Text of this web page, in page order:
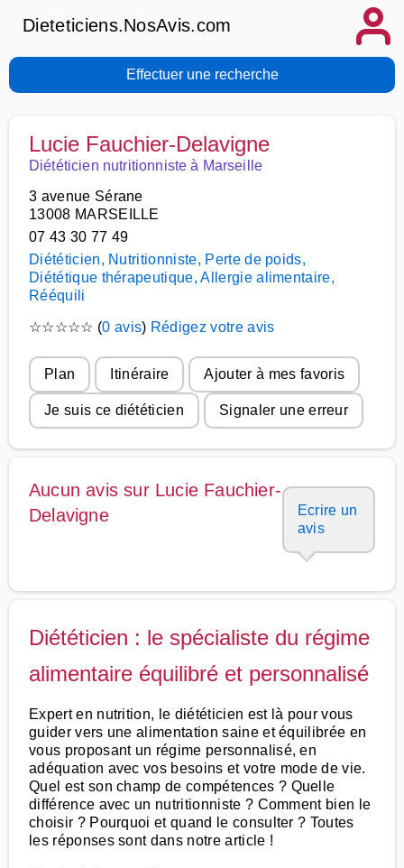
Dieteticiens.NosAvis.com
Effectuer une recherche
Lucie Fauchier-Delavigne
Diététicien nutritionniste à Marseille
3 avenue Sérane
13008 MARSEILLE
07 43 30 77 49
Diététicien, Nutritionniste, Perte de poids,
Diététique thérapeutique, Allergie alimentaire,
Rééquili
☆☆☆☆☆ (0 avis) Rédigez votre avis
Plan Itinéraire Ajouter à mes favoris
Je suis ce diététicien Signaler une erreur
Aucun avis sur Lucie Fauchier-
Delavigne
Ecrire un
avis
Diététicien : le spécialiste du régime
alimentaire équilibré et personnalisé
Expert en nutrition, le diététicien est là pour vous
guider vers une alimentation saine et équilibrée en
vous proposant un régime personnalisé, en
adéquation avec vos besoins et votre mode de vie.
Quel est son champ de compétences ? Quelle
différence avec un nutritionniste ? Comment bien le
choisir ? Pourquoi et quand le consulter ? Toutes
les réponses sont dans notre article !